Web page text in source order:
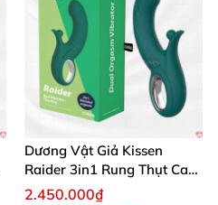
Dương Vật Giả Kissen
Raider 3in1 Rung Thụt Cao
Cấp Chất Lượng
2.450.000₫